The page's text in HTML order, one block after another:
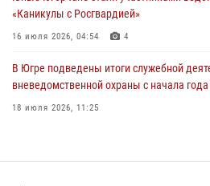
«Каникулы с Росгвардией»
16 июля 2026, 04:54 4
В Югре подведены итоги служебной
вневедомственной охраны с начала года
18 июля 2026, 11:25